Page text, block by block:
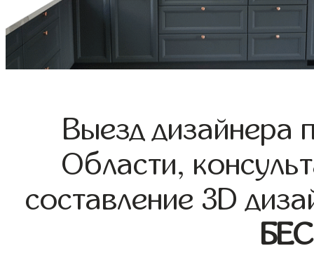
Выезд дизайнера
Области,
составление 3D